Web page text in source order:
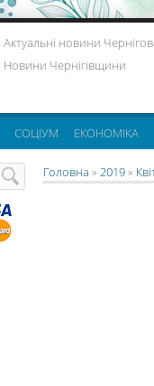
Актуальні новини
Новини Чернігівщини
СОЦІУМ ЕКОНОМІКА
Головна » 2019»